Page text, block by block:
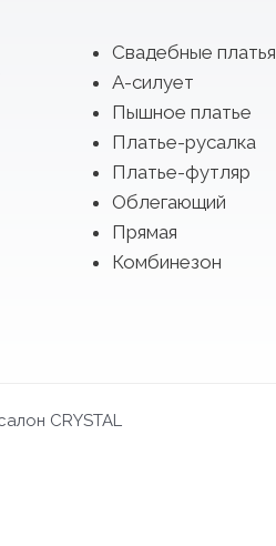
Свадебные платья
А-силует
Пышное платье
Платье-русалка
Платье-футляр
Облегающий
Прямая
Комбинезон
CRYSTAL